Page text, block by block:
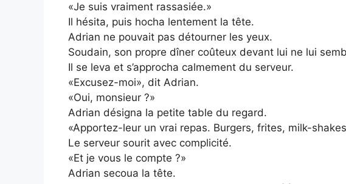
«Je suis vraiment rassasiée.»
Il hésita, puis hocha lentement la tête.
Adrian ne pouvait pas détourner les yeux.
Soudain, son propre dîner coûteux devant lui ne lui
Il se leva et s’approcha calmement du serveur.
«Excusez-moi», dit Adrian.
«Oui, monsieur ?»
Adrian désigna la petite table du regard.
«Apportez-leur un vrai repas. Burgers, frites, milk-
Le serveur sourit avec complicité.
«Et je vous le compte ?»
Adrian secoua la tête.